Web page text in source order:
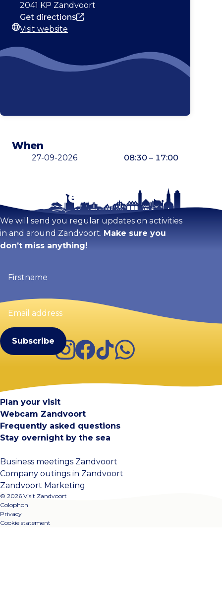
2041 KP Zandvoort
Get directions
Visit website
When
27-09-2026 08:30 – 17:00
Enlarge map
Stay tuned!
We will send you regular updates on activities
in and around Zandvoort. Make sure you
don’t miss anything!
(Required)
Email
address
Instagram
Facebook
TikTokWhatsApp
Plan your visit
Webcam Zandvoort
Frequently asked questions
Stay overnight by the sea
Business meetings Zandvoort
Company outings in Zandvoort
Zandvoort Marketing
© 2026 Visit Zandvoort
Colophon
Privacy
Cookie statement